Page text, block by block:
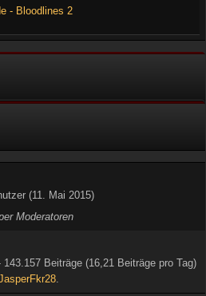
- Bloodlines 2
(11. Mai 2015)
Moderatoren
Beiträge (16,21 Beiträge pro Tag)
.